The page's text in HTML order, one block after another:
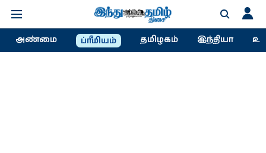
அண்மை ப்ரீமியம் தமிழகம் இந்தியா